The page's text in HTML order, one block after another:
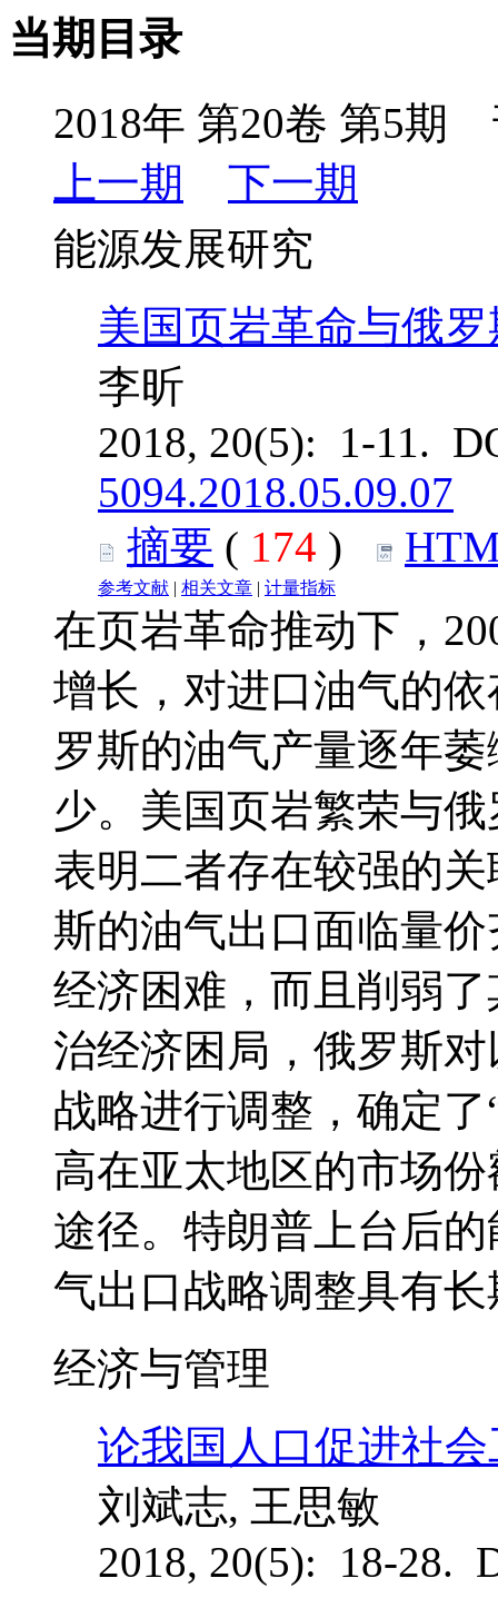
当期目录
2018年 第20卷 第5期
上一期
下一期
能源发展研究
美国页岩革命与俄
李昕
2018, 20(5): 1-11.
5094.2018.05.09.07
摘要 ( 174 )
参考文献 | 相关文章 | 计量指标
在页岩革命推动下，
增长，对进口油气的
罗斯的油气产量逐年
少。美国页岩繁荣与
表明二者存在较强的
斯的油气出口面临量
经济困难，而且削弱
治经济困局，俄罗斯
战略进行调整，确定
高在亚太地区的市场
途径。特朗普上台后
气出口战略调整具有
经济与管理
论我国人口促进社
刘斌志, 王思敏
2018, 20(5): 18-28.